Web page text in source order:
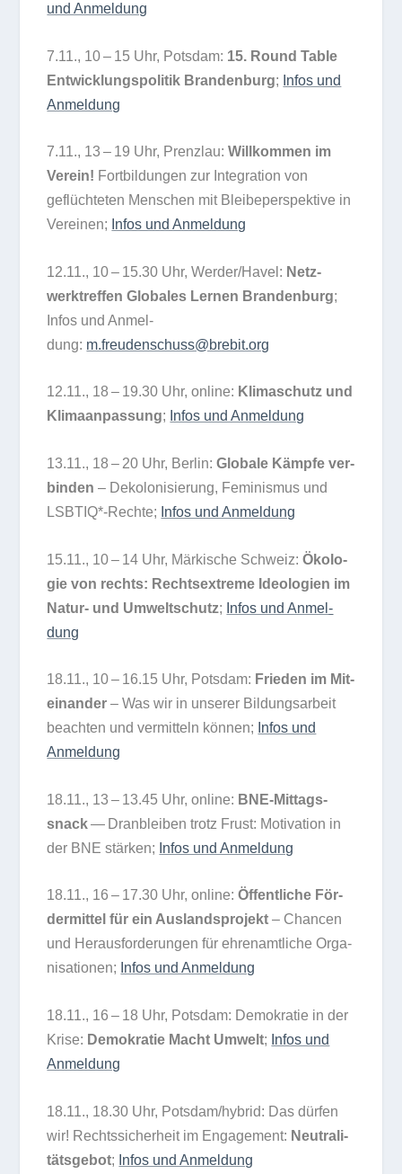
und Anmeldung
7.11., 10 – 15 Uhr, Pots­dam: 15. Round Table
Ent­wick­lungs­po­li­tik Bran­den­burg; Infos und
Anmel­dung
7.11., 13 – 19 Uhr, Prenz­lau:Will­kom­men im
Ver­ein! Fort­bil­dun­gen zur Inte­gra­tion von
geflüch­te­ten Men­schen mit Blei­be­per­spek­tive in
Ver­ei­nen; Infos und Anmeldung
12.11., 10 – 15.30 Uhr, Werder/​Havel: Netz­
werktref­fen Glo­ba­les Ler­nen Bran­den­burg;
Infos und Anmel­
dung: m.freudenschuss@brebit.org
12.11., 18 – 19.30 Uhr, online: Kli­ma­schutz und
Kli­ma­an­pas­sung; Infos und Anmel­dung
13.11., 18 – 20 Uhr, Ber­lin:Glo­bale Kämpfe ver­
bin­den – Deko­lo­ni­sie­rung, Femi­nis­mus und
LSBTIQ*-Rechte; Infos und Anmel­dung
15.11., 10 – 14 Uhr, Mär­ki­sche Schweiz:Öko­lo­
gie von rechts: Rechts­extreme Ideo­lo­gien im
Natur- und Umwelt­schutz; Infos und Anmel­
dung
18.11., 10 – 16.15 Uhr, Pots­dam: Frie­den im Mit­
ein­an­der– Was wir in unse­rer Bil­dungs­ar­beit
beach­ten und ver­mit­teln kön­nen; Infos und
Anmeldung
18.11., 13 – 13.45 Uhr, online: BNE-Mit­tags­
snack— Dran­blei­ben trotz Frust: Moti­va­tion in
der BNE stär­ken; Infos und Anmeldung
18.11., 16 – 17.30 Uhr, online:Öffent­li­che För­
der­mit­tel für ein Aus­lands­pro­jekt – Chan­cen
und Her­aus­for­de­run­gen für ehren­amt­li­che Orga­
ni­sa­tio­nen; Infos und Anmel­dung
18.11., 16 – 18 Uhr, Pots­dam: Demo­kra­tie in der
Krise: Demo­kra­tie Macht Umwelt; Infos und
Anmeldung
18.11., 18.30 Uhr, Potsdam/​hybrid: Das dür­fen
wir! Rechts­si­cher­heit im Enga­ge­ment: Neu­tra­li­
täts­ge­bot; Infos und Anmel­dung